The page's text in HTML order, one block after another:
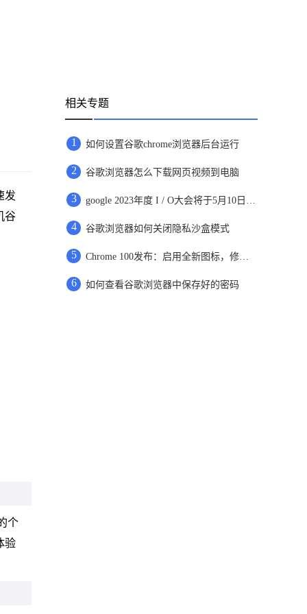
发
谷
个
验
相关专题
1 如何设置谷歌chrome浏览器后台运行
2 谷歌浏览器怎么下载网页视频到电脑
3 google 2023年度 I / O大会将于5月10日开放，向所有在线用户开放
4 谷歌浏览器如何关闭隐私沙盒模式
5 Chrome 100发布：启用全新图标，修复28个安全漏洞
6 如何查看谷歌浏览器中保存好的密码